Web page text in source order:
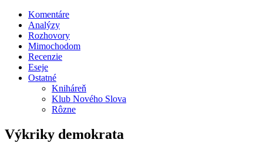
Komentáre
Analýzy
Rozhovory
Mimochodom
Recenzie
Eseje
Ostatné
Kniháreň
Klub Nového Slova
Rôzne
Výkriky demokrata